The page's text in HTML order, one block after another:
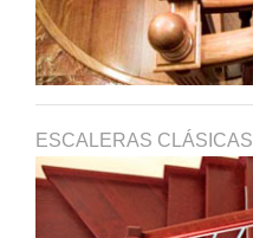
ESCALERAS CLÁSICAS